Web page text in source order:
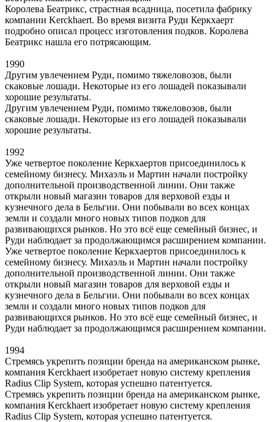
Королева Беатрикс, страстная всадница, посетила фабрику
компании Kerckhaert. Во время визита Руди Керкхаерт
подробно описал процесс изготовления подков. Королева
Беатрикс нашла его потрясающим.
1990
Другим увлечением Руди, помимо тяжеловозов, были
скаковые лошади. Некоторые из его лошадей показывали
хорошие результаты.
Другим увлечением Руди, помимо тяжеловозов, были
скаковые лошади. Некоторые из его лошадей показывали
хорошие результаты.
1992
Уже четвертое поколение Керкхаертов присоединилось к
семейному бизнесу. Михаэль и Мартин начали постройку
дополнительной производственной линии. Они также
открыли новый магазин товаров для верховой езды и
кузнечного дела в Бельгии. Они побывали во всех концах
земли и создали много новых типов подков для
развивающихся рынков. Но это всё еще семейный бизнес, и
Руди наблюдает за продолжающимся расширением компании.
Уже четвертое поколение Керкхаертов присоединилось к
семейному бизнесу. Михаэль и Мартин начали постройку
дополнительной производственной линии. Они также
открыли новый магазин товаров для верховой езды и
кузнечного дела в Бельгии. Они побывали во всех концах
земли и создали много новых типов подков для
развивающихся рынков. Но это всё еще семейный бизнес, и
Руди наблюдает за продолжающимся расширением компании.
1994
Стремясь укрепить позиции бренда на американском рынке,
компания Kerckhaert изобретает новую систему крепления
Radius Clip System, которая успешно патентуется.
Стремясь укрепить позиции бренда на американском рынке,
компания Kerckhaert изобретает новую систему крепления
Radius Clip System, которая успешно патентуется.